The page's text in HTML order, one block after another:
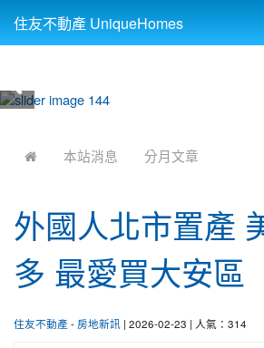
住友不動產 UniqueHomes
本站消息 分月文章
外國人北市置產
多 最愛買大安區
住友不動產 - 房地新訊 | 2026-02-23 | 人氣：314